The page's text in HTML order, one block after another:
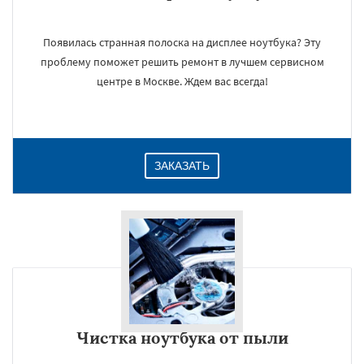
Появилась странная полоска на дисплее ноутбука? Эту
проблему поможет решить ремонт в лучшем сервисном
центре в Москве. Ждем вас всегда!
ЗАКАЗАТЬ
Чистка ноутбука от пыли